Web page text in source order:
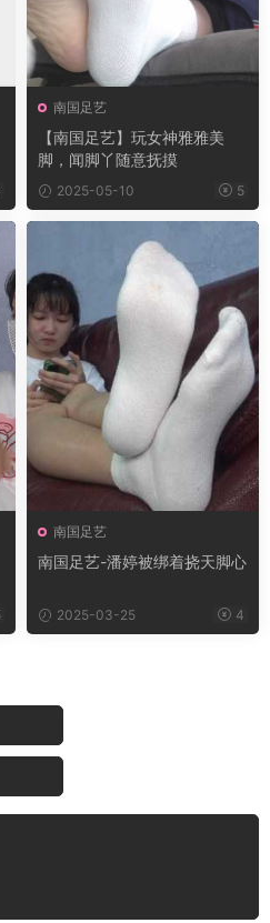
南国足艺
【南国足艺】玩女神雅雅美
脚，闻脚丫随意抚摸
2025-05-10 5
南国足艺
南国足艺-潘婷被绑着挠天脚心
2025-03-25 4